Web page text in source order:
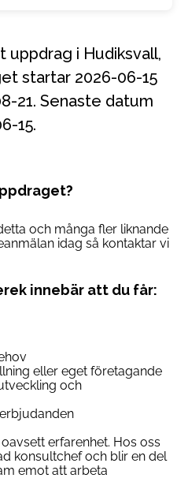
startar 2026-06-15
21. Senaste datum
15.
och många fler liknande
idag så kontaktar vi
innebär att du får:
eller eget företagande
och
erfarenhet. Hos oss
konsultchef och blir en del
emot att arbeta